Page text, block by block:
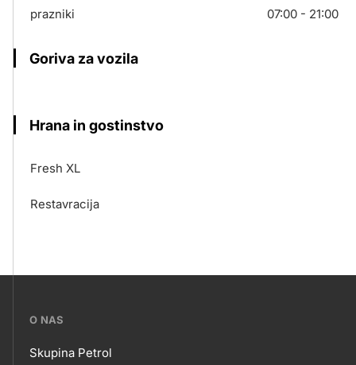
prazniki
07:00 - 21:00
Goriva za vozila
Hrana in gostinstvo
Fresh XL
Restavracija
???O NAS
Skupina Petrol